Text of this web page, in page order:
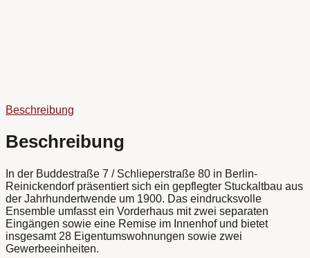
Beschreibung
Beschreibung
In der Buddestraße 7 / Schlieperstraße 80 in Berlin-
Reinickendorf präsentiert sich ein gepflegter Stuckaltbau aus
der Jahrhundertwende um 1900. Das eindrucksvolle
Ensemble umfasst ein Vorderhaus mit zwei separaten
Eingängen sowie eine Remise im Innenhof und bietet
insgesamt 28 Eigentumswohnungen sowie zwei
Gewerbeeinheiten.